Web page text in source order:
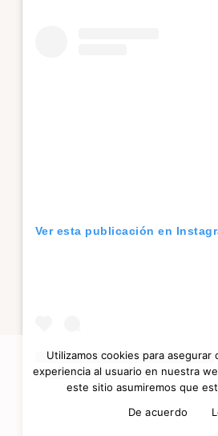
Ver esta publicación en
Utilizamos cookies para asegurar
experiencia al usuario en nuestra
este sitio asumiremos que
De acuerdo